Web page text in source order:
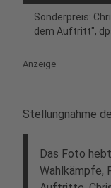
Sonderpreis:
dem Auftritt",
Anzeige
Stellungnahme
Das Foto
Wahlkämpfe,